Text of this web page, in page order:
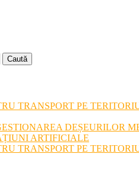
TRANSPORT PE
DEȘEURILOR
ARTIFICIALE
TRANSPORT PE